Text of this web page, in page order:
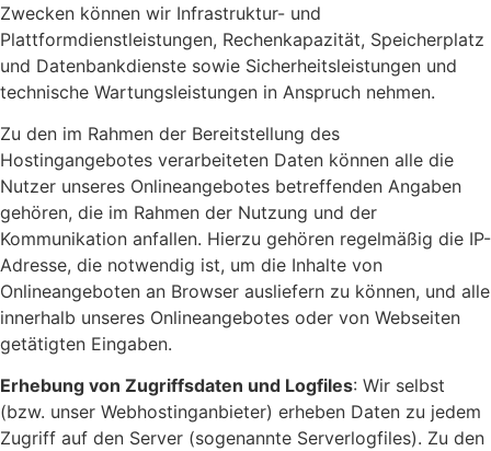
Zwecken können wir Infrastruktur- und
Plattformdienstleistungen, Rechenkapazität, Speicherplatz
und Datenbankdienste sowie Sicherheitsleistungen und
technische Wartungsleistungen in Anspruch nehmen.
Zu den im Rahmen der Bereitstellung des
Hostingangebotes verarbeiteten Daten können alle die
Nutzer unseres Onlineangebotes betreffenden Angaben
gehören, die im Rahmen der Nutzung und der
Kommunikation anfallen. Hierzu gehören regelmäßig die IP-
Adresse, die notwendig ist, um die Inhalte von
Onlineangeboten an Browser ausliefern zu können, und alle
innerhalb unseres Onlineangebotes oder von Webseiten
getätigten Eingaben.
Erhebung von Zugriffsdaten und Logfiles: Wir selbst
(bzw. unser Webhostinganbieter) erheben Daten zu jedem
Zugriff auf den Server (sogenannte Serverlogfiles). Zu den